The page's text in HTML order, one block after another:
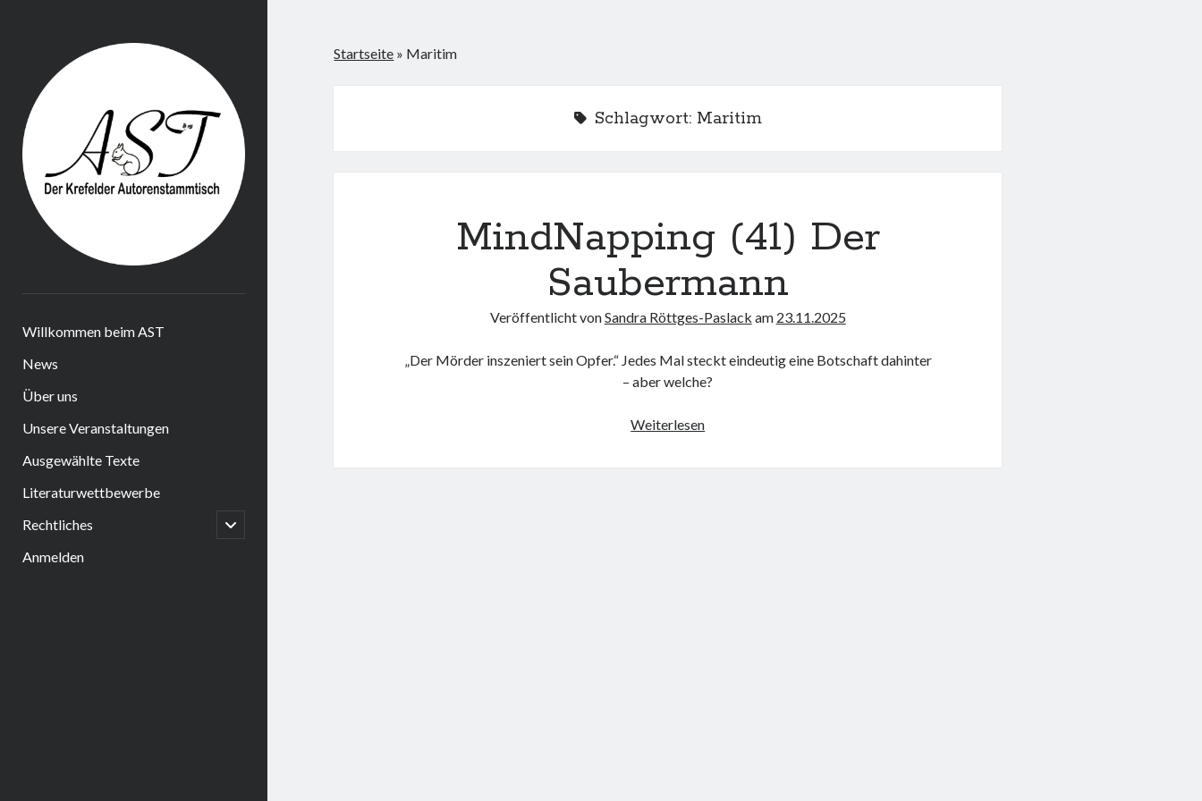
Krefelder
AST
Willkommen beim AST
News
Über uns
Unsere Veranstaltungen
Ausgewählte Texte
Literaturwettbewerbe
Rechtliches
open
child
Anmelden
Startseite » Maritim
Schlagwort: Maritim
MindNapping (41) Der
Saubermann
Veröffentlicht vonSandra Röttges-Paslack am 23.11.2025
„Der Mörder inszeniert sein Opfer.“ Jedes Mal steckt eindeutig eine Botschaft dahinter
– aber welche?
WeiterlesenMindNapping